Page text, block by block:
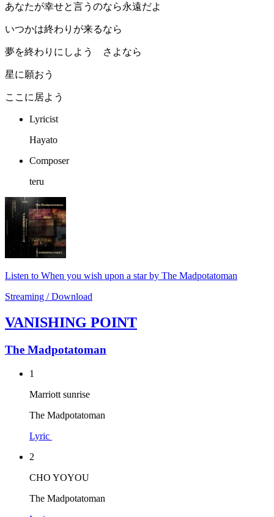
あなたが幸せと言うのなら永遠だよ
いつかは終わりが来るなら
夢を終わりにしよう さよなら
星に願おう
ここに居よう
Lyricist
Hayato
Composer
teru
Listen to When you wish upon a star by The Madpotatoman
Streaming / Download
VANISHING POINT
The Madpotatoman
1
Marriott sunrise
The Madpotatoman
Lyric
2
CHO YOYOU
The Madpotatoman